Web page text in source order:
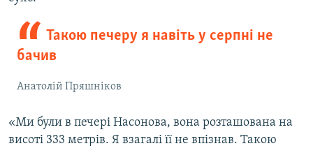
Такою печеру я навіть у серпні не
бачив
Анатолій Пряшніков
«Ми були в печері Насонова, вона розташована на
висоті 333 метрів. Я взагалі її не впізнав. Такою